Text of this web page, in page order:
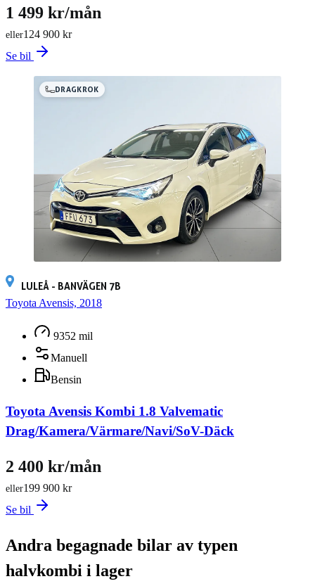
124 900 kr
eller
1 499 kr/mån
Se bil
DRAGKROK
LULEÅ - BANVÄGEN 7B
Toyota Avensis, 2018
9352 mil
Manuell
Bensin
Toyota Avensis Kombi 1.8 Valvematic
Drag/Kamera/Värmare/Navi/SoV-Däck
199 900 kr
eller
2 400 kr/mån
Se bil
Andra begagnade bilar av typen
halvkombi i lager